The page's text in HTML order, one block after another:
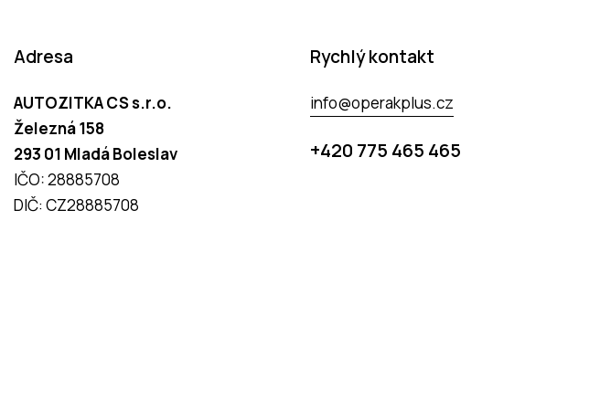
Adresa
AUTOZITKA CS s.r.o.
Železná 158
293 01 Mladá Boleslav
IČO: 28885708
DIČ: CZ28885708
Rychlý kontakt
info@operakplus.cz
+420 775 465 465